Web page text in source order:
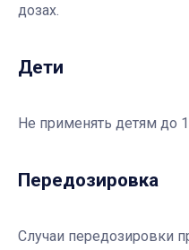
дозах.
Дети
Не применять детям до
Передозировка
Случаи передозировки